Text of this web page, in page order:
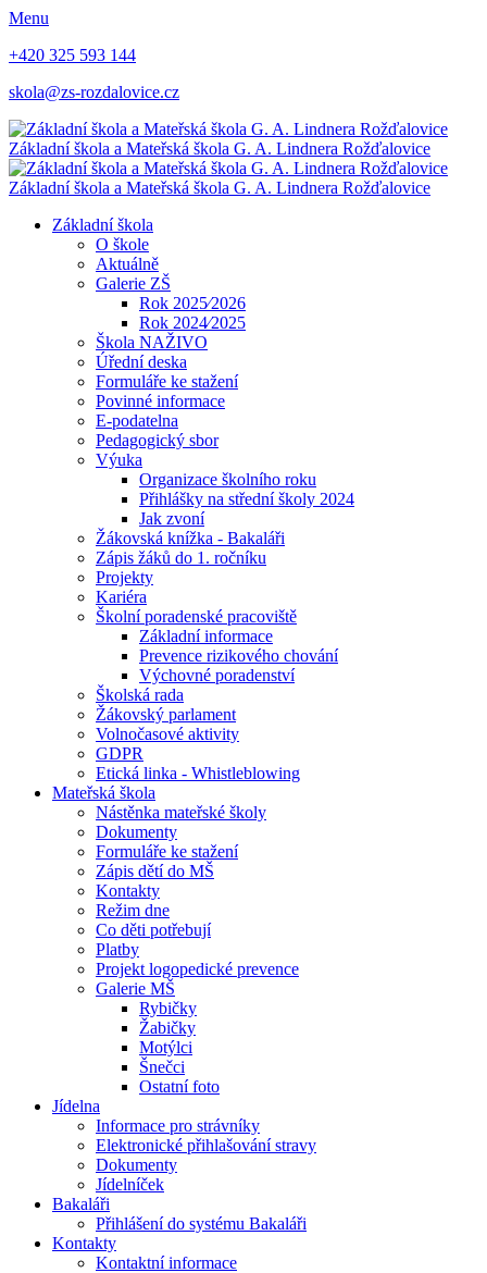
Menu
+420 325 593 144
skola@zs-rozdalovice.cz
Základní škola a Mateřská škola G. A. Lindnera Rožďalovice
Základní škola a Mateřská škola G. A. Lindnera Rožďalovice
Základní škola
O škole
Aktuálně
Galerie ZŠ
Rok 2025⁄2026
Rok 2024⁄2025
Škola NAŽIVO
Úřední deska
Formuláře ke stažení
Povinné informace
E-podatelna
Pedagogický sbor
Výuka
Organizace školního roku
Přihlášky na střední školy 2024
Jak zvoní
Žákovská knížka - Bakaláři
Zápis žáků do 1. ročníku
Projekty
Kariéra
Školní poradenské pracoviště
Základní informace
Prevence rizikového chování
Výchovné poradenství
Školská rada
Žákovský parlament
Volnočasové aktivity
GDPR
Etická linka - Whistleblowing
Mateřská škola
Nástěnka mateřské školy
Dokumenty
Formuláře ke stažení
Zápis dětí do MŠ
Kontakty
Režim dne
Co děti potřebují
Platby
Projekt logopedické prevence
Galerie MŠ
Rybičky
Žabičky
Motýlci
Šnečci
Ostatní foto
Jídelna
Informace pro strávníky
Elektronické přihlašování stravy
Dokumenty
Jídelníček
Bakaláři
Přihlášení do systému Bakaláři
Kontakty
Kontaktní informace